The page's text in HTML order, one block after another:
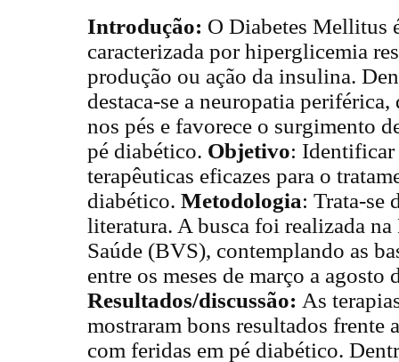
Introdução: O Diabetes Mellitus
caracterizada por hiperglicemia
produção ou ação da insulina.
destaca-se a neuropatia
nos pés e favorece o surgimento
pé diabético. Objetivo: Identificar
terapêuticas eficazes para o
diabético. Metodologia: Trata-se
literatura. A busca foi realizada
Saúde (BVS), contemplando as
entre os meses de março a agosto
Resultados/discussão: As
mostraram bons resultados frente
com feridas em pé diabético.